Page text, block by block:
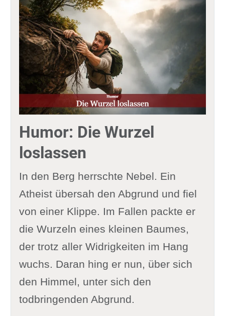
Humor: Die Wurzel
loslassen
In den Berg herrschte Nebel. Ein
Atheist übersah den Abgrund und fiel
von einer Klippe. Im Fallen packte er
die Wurzeln eines kleinen Baumes,
der trotz aller Widrigkeiten im Hang
wuchs. Daran hing er nun, über sich
den Himmel, unter sich den
todbringenden Abgrund.